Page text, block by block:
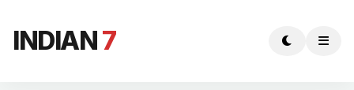
INDIAN7